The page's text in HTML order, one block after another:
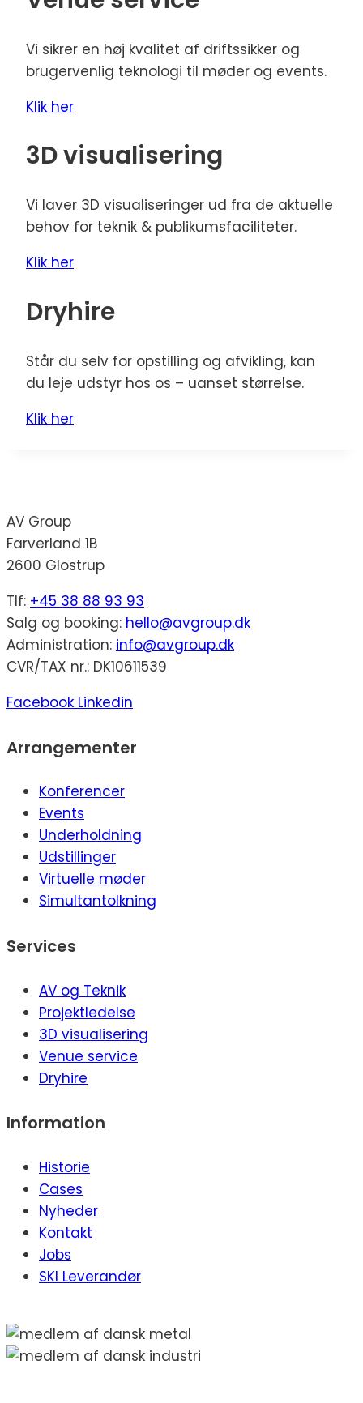
Vi sikrer en høj kvalitet af driftssikker og
brugervenlig teknologi til møder og events.
Klik her
3D visualisering
Vi laver 3D visualiseringer ud fra de aktuelle
behov for teknik & publikumsfaciliteter.
Klik her
Dryhire
Står du selv for opstilling og afvikling, kan
du leje udstyr hos os – uanset størrelse.
Klik her
AV Group
Farverland 1B
2600 Glostrup
Tlf: +45 38 88 93 93
Salg og booking: hello@avgroup.dk
Administration: info@avgroup.dk
CVR/TAX nr.: DK10611539
Facebook Linkedin
Arrangementer
Konferencer
Events
Underholdning
Udstillinger
Virtuelle møder
Simultantolkning
Services
AV og Teknik
Projektledelse
3D visualisering
Venue service
Dryhire
Information
Historie
Cases
Nyheder
Kontakt
Jobs
SKI Leverandør